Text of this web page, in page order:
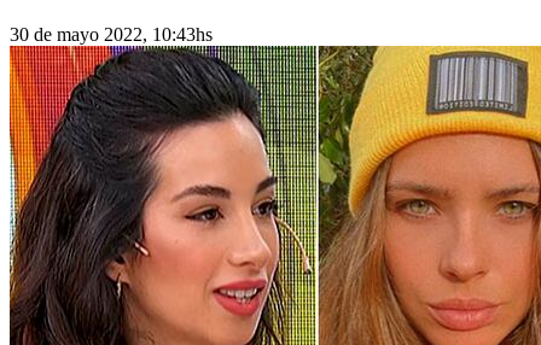
30 de mayo 2022, 10:43hs